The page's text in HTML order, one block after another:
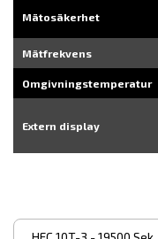
Mätosäkerhet
Mätfrekvens
Omgivningstemperatur
Extern display